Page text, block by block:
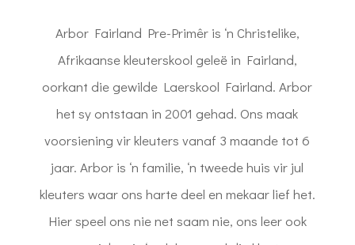
Arbor Fairland Pre-Primêr is ‘n Christelike,
Afrikaanse kleuterskool geleë in Fairland,
oorkant die gewilde Laerskool Fairland. Arbor
het sy ontstaan in 2001 gehad. Ons maak
voorsiening vir kleuters vanaf 3 maande tot 6
jaar. Arbor is ‘n familie, ‘n tweede huis vir jul
kleuters waar ons harte deel en mekaar lief het.
Hier speel ons nie net saam nie, ons leer ook